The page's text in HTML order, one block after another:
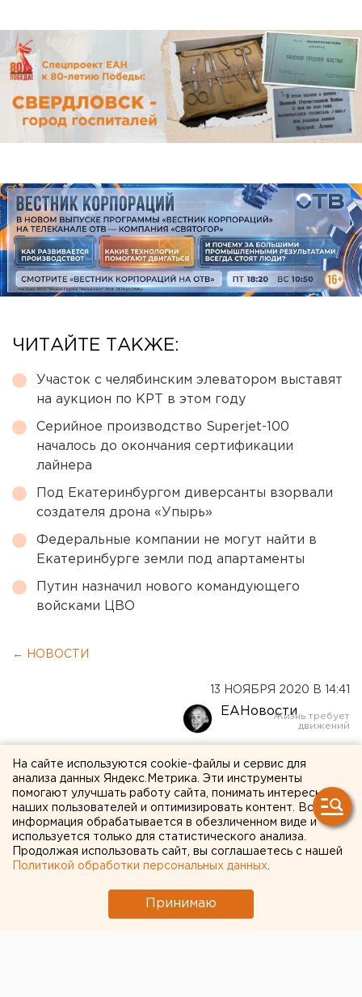
ЧИТАЙТЕ ТАКЖЕ:
Участок с челябинским элеватором выставят
на аукцион по КРТ в этом году
Серийное производство Superjet-100
началось до окончания сертификации
лайнера
Под Екатеринбургом диверсанты взорвали
создателя дрона «Упырь»
Федеральные компании не могут найти в
Екатеринбурге земли под апартаменты
Путин назначил нового командующего
войсками ЦВО
← НОВОСТИ
13 НОЯБРЯ 2020 В 14:41
ЕАНовости
«Альтернатива дистанту —
больница»: ректор УрФУ
ответил на главные
вопросы студентов
На сайте используются cookie-файлы и сервис для
анализа данных Яндекс.Метрика. Эти инструменты
помогают улучшать работу сайта, понимать интересы
наших пользователей и оптимизировать контент. Вся
информация обрабатывается в обезличенном виде и
используется только для статистического анализа.
Продолжая использовать сайт, вы соглашаетесь с нашей
Политикой обработки персональных данных
Принимаю